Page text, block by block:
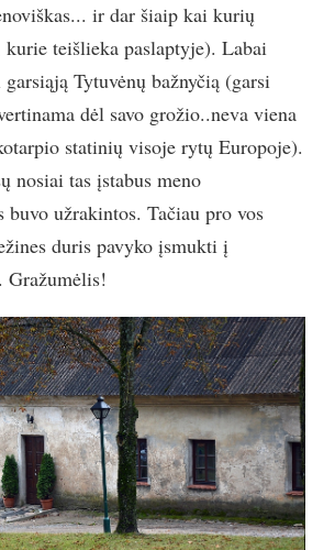
ir dar šiaip kai kurių
kurie teišlieka paslaptyje). Labai
Tytuvėnų bažnyčią (garsi
dėl savo grožio..neva viena
statinių visoje rytų Europoje).
nosiai tas įstabus meno
užrakintos. Tačiau pro vos
duris pavyko įsmukti į
Gražumėlis!